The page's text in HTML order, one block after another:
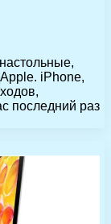
iPhone,
последний раз